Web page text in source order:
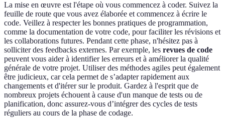
La mise en œuvre est l'étape où vous commencez à coder. Suivez la
feuille de route que vous avez élaborée et commencez à écrire le
code. Veillez à respecter les bonnes pratiques de programmation,
comme la documentation de votre code, pour faciliter les révisions et
les collaborations futures. Pendant cette phase, n'hésitez pas à
solliciter des feedbacks externes. Par exemple, les revues de code
peuvent vous aider à identifier les erreurs et à améliorer la qualité
générale de votre projet. Utiliser des méthodes agiles peut également
être judicieux, car cela permet de s’adapter rapidement aux
changements et d'itérer sur le produit. Gardez à l'esprit que de
nombreux projets échouent à cause d'un manque de tests ou de
planification, donc assurez-vous d’intégrer des cycles de tests
réguliers au cours de la phase de codage.